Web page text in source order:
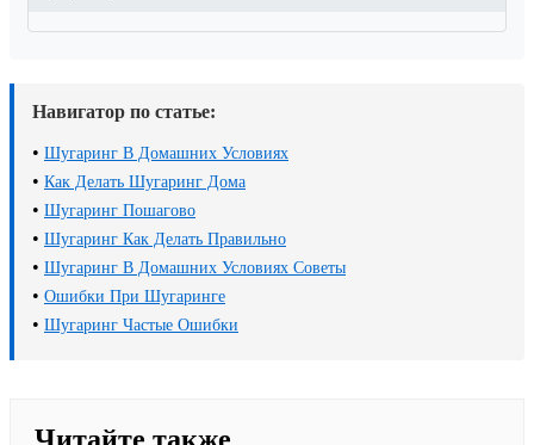
Навигатор по статье:
• Шугаринг В Домашних Условиях
• Как Делать Шугаринг Дома
• Шугаринг Пошагово
• Шугаринг Как Делать Правильно
• Шугаринг В Домашних Условиях Советы
• Ошибки При Шугаринге
• Шугаринг Частые Ошибки